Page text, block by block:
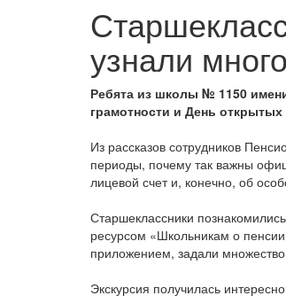
узнали
Ребята из школы № 1150
грамотности и День
Из рассказов сотрудников
периоды, почему так важны
лицевой счет и, конечно, об
Старшеклассники
ресурсом «Школьникам о
приложением, задали
Экскурсия получилась